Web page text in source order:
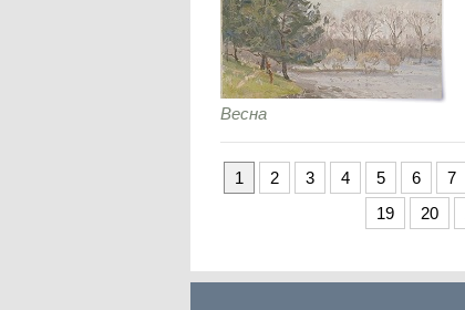
Весна
1 2 3 4 5 6 7
19
20